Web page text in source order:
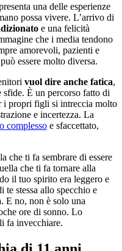
una delle esperienze
possa vivere. L’arrivo di
e una felicità
che i media tendono
amorevoli, pazienti e
essere molto diversa.
vuol dire anche fatica,
È un percorso fatto di
i propri figli si intreccia molto
e incertezza. La
complesso e sfaccettato,
che ti fa sembrare di essere
che ti fa tornare alla
il tuo spirito era leggero e
te stessa allo specchio e
E no, non è solo una
ore di sonno. Lo
fa invecchiare.